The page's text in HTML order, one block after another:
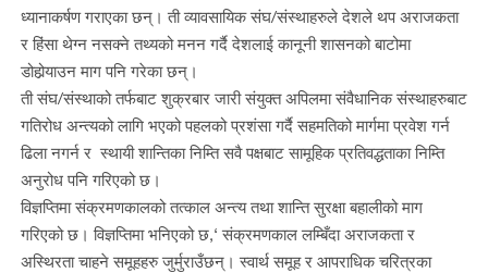
ध्यानाकर्षण गराएका छन्। ती व्यावसायिक संघ/संस्थाहरुले देशले थप अराजकता
र हिंसा थेग्न नसक्ने तथ्यको मनन गर्दै देशलाई कानूनी शासनको बाटोमा
डोहोर्‍याउन माग पनि गरेका छन्।
ती संघ/संस्थाको तर्फबाट शुक्रबार जारी संयुक्त अपिलमा संवैधानिक संस्थाहरुबाट
गतिरोध अन्त्यको लागि भएको पहलको प्रशंसा गर्दै सहमतिको मार्गमा प्रवेश गर्न
ढिला नगर्न र स्थायी शान्तिका निम्ति सवै पक्षबाट सामूहिक प्रतिवद्धताका निम्ति
अनुरोध पनि गरिएको छ।
विज्ञप्तिमा संक्रमणकालको तत्काल अन्त्य तथा शान्ति सुरक्षा बहालीको माग
गरिएको छ। विज्ञप्तिमा भनिएको छ,‘ संक्रमणकाल लम्बिँदा अराजकता र
अस्थिरता चाहने समूहहरु जुर्मुराउँछन्। स्वार्थ समूह र आपराधिक चरित्रका